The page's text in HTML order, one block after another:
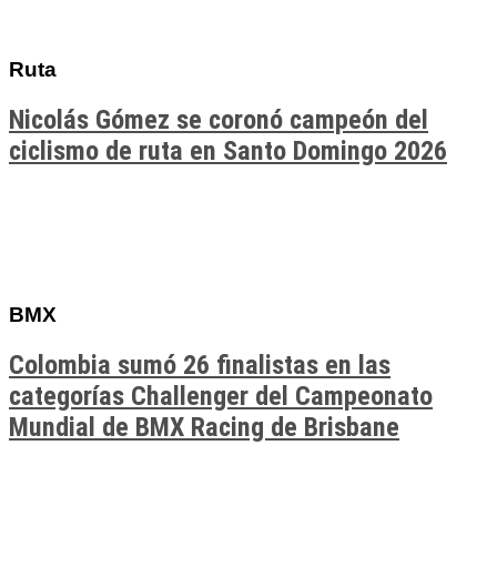
Ruta
Nicolás Gómez se coronó campeón del
ciclismo de ruta en Santo Domingo 2026
BMX
Colombia sumó 26 finalistas en las
categorías Challenger del Campeonato
Mundial de BMX Racing de Brisbane